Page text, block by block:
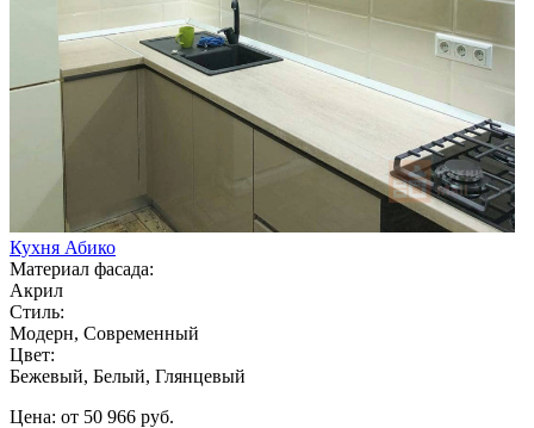
Кухня Абико
Материал фасада:
Акрил
Стиль:
Модерн, Современный
Цвет:
Бежевый, Белый, Глянцевый
Цена: от 50 966 руб.